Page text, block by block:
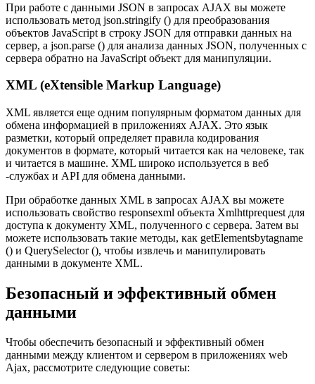
При работе с данными JSON в запросах AJAX вы можете
использовать метод json.stringify () для преобразования
объектов JavaScript в строку JSON для отправки данных на
сервер, а json.parse () для анализа данных JSON, полученных с
сервера обратно на JavaScript объект для манипуляции.
XML (eXtensible Markup Language)
XML является еще одним популярным форматом данных для
обмена информацией в приложениях AJAX. Это язык
разметки, который определяет правила кодирования
документов в формате, который читается как на человеке, так
и читается в машине. XML широко используется в веб
-службах и API для обмена данными.
При обработке данных XML в запросах AJAX вы можете
использовать свойство responsexml объекта Xmlhttprequest для
доступа к документу XML, полученного с сервера. Затем вы
можете использовать такие методы, как getElementsbytagname
() и QuerySelector (), чтобы извлечь и манипулировать
данными в документе XML.
Безопасный и эффективный обмен
данными
Чтобы обеспечить безопасный и эффективный обмен
данными между клиентом и сервером в приложениях web
Ajax, рассмотрите следующие советы: